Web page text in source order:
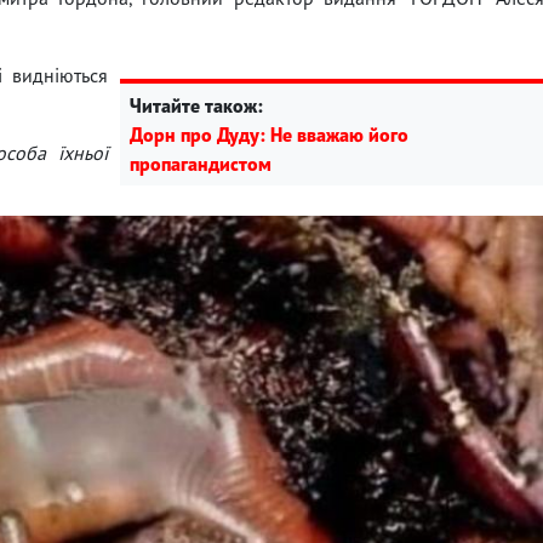
Читайте також:
Дорн про Дуду: Не вважаю його
пропагандистом
їхньої